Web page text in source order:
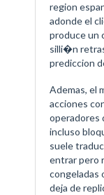
region
adonde el
produce un
silli�n
prediccion
Ademas, el
acciones
operadores
incluso
suele
entrar pero
congeladas
deja de